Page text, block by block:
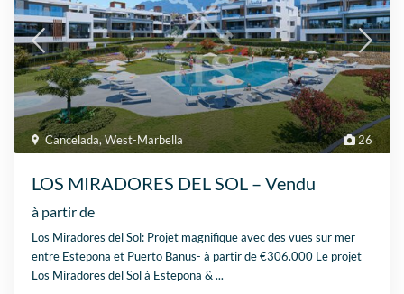
26
Cancelada,West-Marbella
LOS MIRADORES DEL SOL – Vendu
à partir de
Los Miradores del Sol: Projet magnifique avec des vues sur mer
entre Estepona et Puerto Banus- à partir de €306.000 Le projet
Los Miradores del Sol à Estepona &...